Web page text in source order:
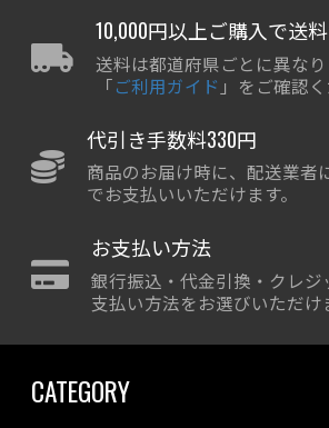
10,000円以上ご購入で送
送料は都道府県ごとに異な
「ご利用ガイド 」をご確認く
代引き手数料330円
商品のお届け時に、配送業者
でお支払いいただけます。
お支払い方法
銀行振込・代金引換・クレジ
支払い方法をお選びいただけ
CATEGORY